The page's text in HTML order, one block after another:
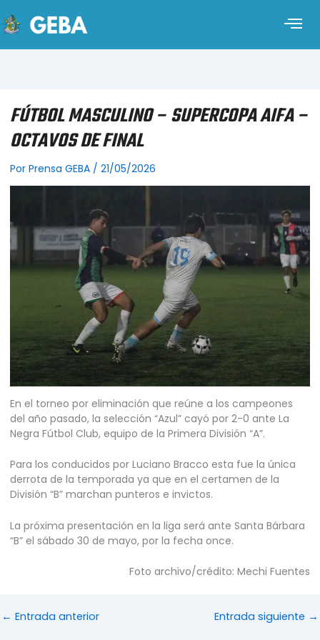
FÚTBOL MASCULINO – SUPERCOPA AIFA –
OCTAVOS DE FINAL
Por Prensa GEBA / 21/05/2026
En el torneo por eliminación que reúne a los campeones
del año pasado, la selección “Azul” cayó por 2-0 ante La
Negra Fútbol Club, equipo de la Primera División “A”.
Para los conducidos por Luciano Bracco esta fue la única
derrota de la temporada ya que en el certamen de la
División “B” marchan punteros e invictos.
La próxima presentación en la liga será ante Santa Bárbara
“B” el sábado 30 de mayo, por la fecha once.
Foto archivo/crédito: Mechi Fuentes
← Entrada anterior Entrada siguiente →